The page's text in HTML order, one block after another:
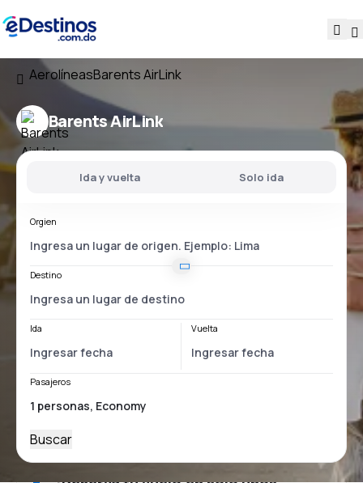
AerolíneasBarents AirLink
Barents AirLink
Ida y vuelta Solo ida
Orgien
Destino
Ida Vuelta
Pasajeros
Buscar